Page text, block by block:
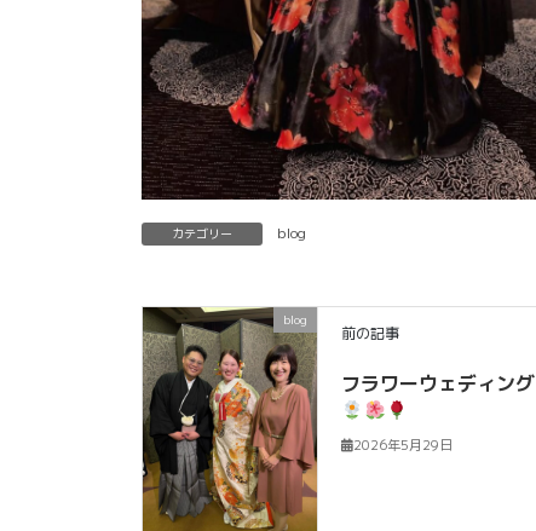
カテゴリー blog
blog
前の記事
フラワーウェディング
2026年5月29日